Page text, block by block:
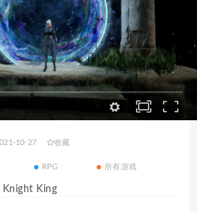
10-27 收藏
RPG 所有游戏
King